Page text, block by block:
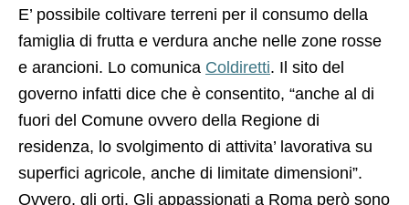
E’ possibile coltivare terreni per il consumo della
famiglia di frutta e verdura anche nelle zone rosse
e arancioni. Lo comunica Coldiretti. Il sito del
governo infatti dice che è consentito, “anche al di
fuori del Comune ovvero della Regione di
residenza, lo svolgimento di attivita’ lavorativa su
superfici agricole, anche di limitate dimensioni”.
Ovvero, gli orti. Gli appassionati a Roma però sono